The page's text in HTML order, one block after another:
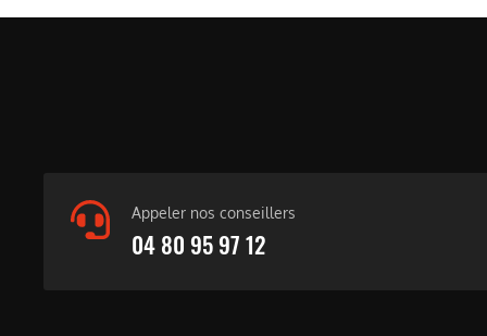
Appeler nos conseillers
04 80 95 97 12